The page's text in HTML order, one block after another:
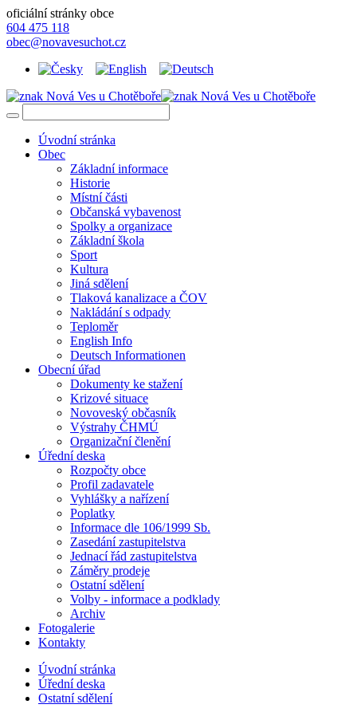
oficiální stránky obce
604 475 118
obec@novavesuchot.cz
Úvodní stránka
Obec
Základní informace
Historie
Místní části
Občanská vybavenost
Spolky a organizace
Základní škola
Sport
Kultura
Jiná sdělení
Tlaková kanalizace a ČOV
Nakládání s odpady
Teploměr
English Info
Deutsch Informationen
Obecní úřad
Dokumenty ke stažení
Krizové situace
Novoveský občasník
Výstrahy ČHMÚ
Organizační členění
Úřední deska
Rozpočty obce
Profil zadavatele
Vyhlášky a nařízení
Poplatky
Informace dle 106/1999 Sb.
Zasedání zastupitelstva
Jednací řád zastupitelstva
Záměry prodeje
Ostatní sdělení
Volby - informace a podklady
Archiv
Fotogalerie
Kontakty
Úvodní stránka
Úřední deska
Ostatní sdělení